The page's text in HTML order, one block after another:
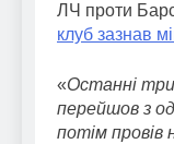
ЛЧ проти
клуб зазнав
«Останні
перейшов з
потім провів